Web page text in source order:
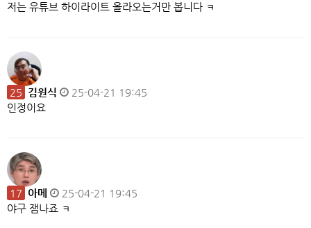
저는 유튜브 하이라이트 올라오는거만 봅니다 ㅋ
25 김원식
25-04-21 19:45
인정이요
17 아메
25-04-21 19:45
야구 잼나죠 ㅋ